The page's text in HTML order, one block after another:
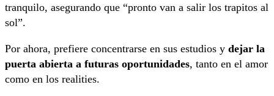
tranquilo, asegurando que “pronto van a salir los trapitos al
sol”.
Por ahora, prefiere concentrarse en sus estudios y dejar la
puerta abierta a futuras oportunidades, tanto en el amor
como en los realities.